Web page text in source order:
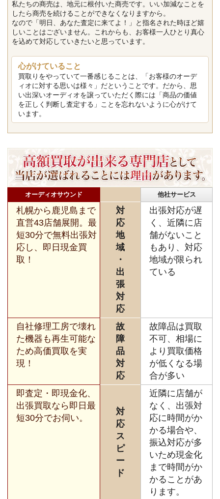
私たちの商売は、地元に根付いた商売です。いい加減なことを
したら商売を続けることができなくなりますから。
なので「明日、あなた査定に来てよ！」と指名された時ほど嬉
しいことはございません。これからも、お客様一人ひとり真心
を込めて対応していきたいと思っています。
心がけていること
買取りをやっていて一番感じることは、「お客様のオーデ
ィオに対する思いは様々」だということです。だから、思
い出深いオーディオを譲っていただく際には「商品の価値
を正しく判断し査定する」ことを忘れないように心がけて
います。
オーディオサウンド 他社サービス
札幌から鹿児島まで
直営43店舗展開。最
短30分で無料出張対
応し、即日現金買
取！
対
応
地
域
・
出
張
対
応
出張対応が遅
く、近隣に店
舗がないこと
もあり、対応
地域が限られ
ている
自社修理工房で壊れ
た機器も再生可能な
ため高価買取を実
現！
故
障
品
対
応
故障品は買取
不可、相場に
より買取価格
が低くなる場
合が多い
即査定・即現金化、
出張買取なら即日最
短30分でお伺い。
対
応
ス
ピ
ー
ド
近隣に店舗が
なく、出張対
応に時間がか
かる場合や、
振込対応が多
いため現金化
まで時間がか
かることがあ
ります。